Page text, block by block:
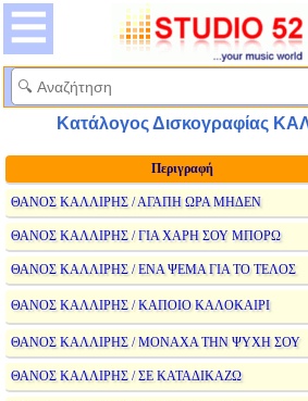
Κατάλογος Δισκογραφίας
Περιγραφή
ΘΑΝΟΣ ΚΑΛΛΙΡΗΣ / ΑΓΑΠΗ ΩΡΑ ΜΗΔΕΝ
ΘΑΝΟΣ ΚΑΛΛΙΡΗΣ / ΓΙΑ ΧΑΡΗ ΣΟΥ ΜΠΟΡΩ
ΘΑΝΟΣ ΚΑΛΛΙΡΗΣ / ΕΝΑ ΨΕΜΑ ΓΙΑ ΤΟ ΤΕΛΟΣ
ΘΑΝΟΣ ΚΑΛΛΙΡΗΣ / ΚΑΠΟΙΟ ΚΑΛΟΚΑΙΡΙ
ΘΑΝΟΣ ΚΑΛΛΙΡΗΣ / ΜΟΝΑΧΑ ΤΗΝ ΨΥΧΗ ΣΟΥ
ΘΑΝΟΣ ΚΑΛΛΙΡΗΣ / ΣΕ ΚΑΤΑΔΙΚΑΖΩ